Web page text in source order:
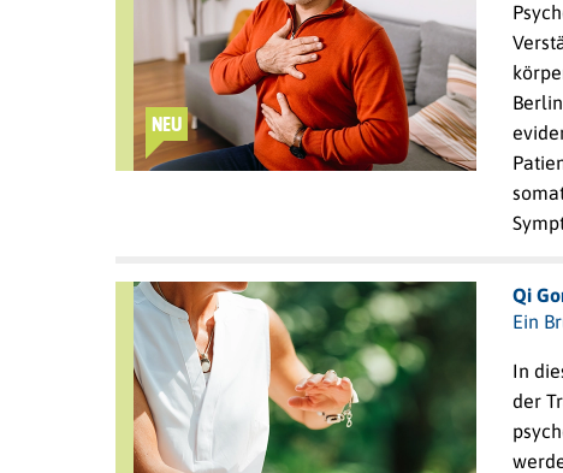
NEU
Qi
Ein
In
der